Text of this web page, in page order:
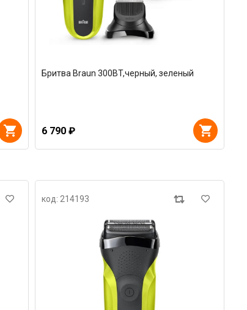
Бритва Braun 300BT,черный, зеленый
6 790 ₽
код: 214193